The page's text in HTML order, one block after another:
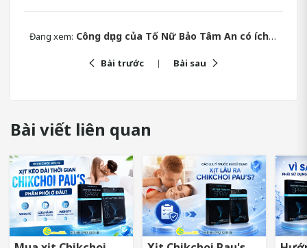
Đang xem: Công dụng của Tố Nữ Bảo Tâm An có ích gì cho sinh lý nữ?
Bài trước Bài sau
Bài viết liên quan